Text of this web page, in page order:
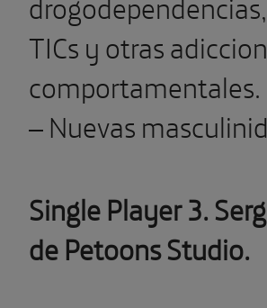
TICs y otras
comportamentales.
– Nuevas
Single Player 3.
de Petoons Studio.